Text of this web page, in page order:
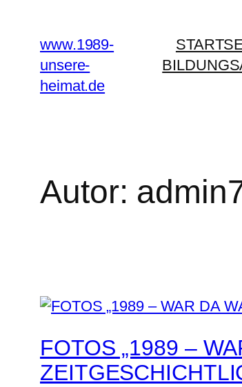
springen
www.1989-
unsere-
heimat.de
Autor:
FOTOS „1989 –